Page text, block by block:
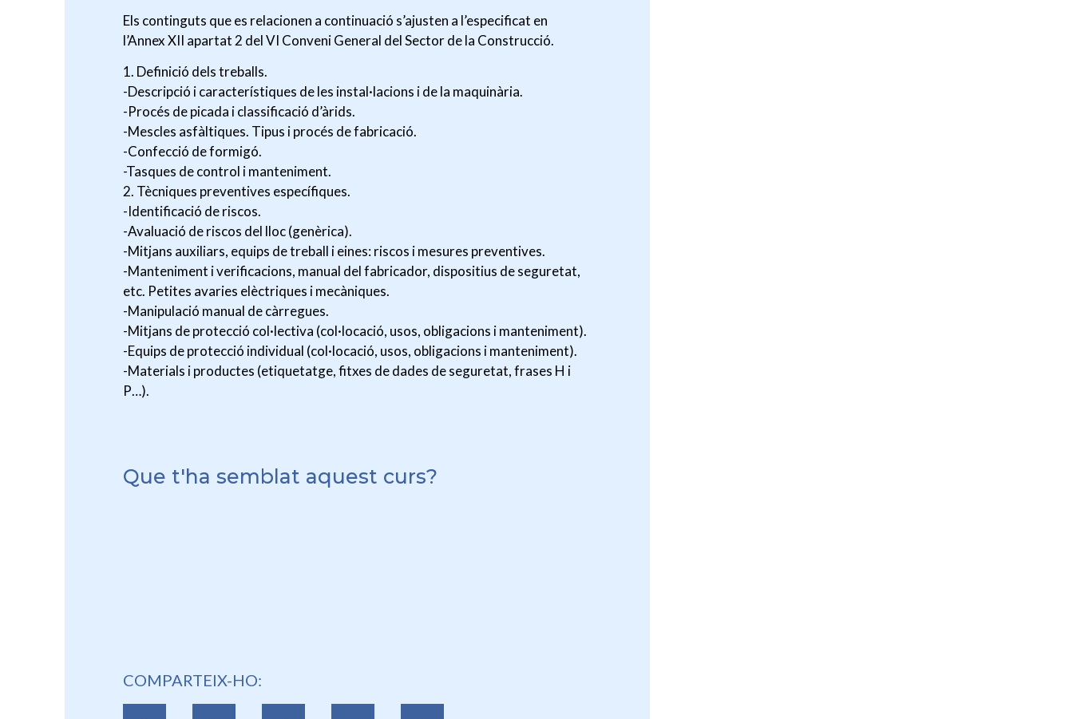
Els continguts que es relacionen a continuació s’ajusten a l’especificat en
l’Annex XII apartat 2 del VI Conveni General del Sector de la Construcció.
1. Definició dels treballs.
-Descripció i característiques de les instal·lacions i de la maquinària.
-Procés de picada i classificació d’àrids.
-Mescles asfàltiques. Tipus i procés de fabricació.
-Confecció de formigó.
-Tasques de control i manteniment.
2. Tècniques preventives específiques.
-Identificació de riscos.
-Avaluació de riscos del lloc (genèrica).
-Mitjans auxiliars, equips de treball i eines: riscos i mesures preventives.
-Manteniment i verificacions, manual del fabricador, dispositius de seguretat,
etc. Petites avaries elèctriques i mecàniques.
-Manipulació manual de càrregues.
-Mitjans de protecció col·lectiva (col·locació, usos, obligacions i manteniment).
-Equips de protecció individual (col·locació, usos, obligacions i manteniment).
-Materials i productes (etiquetatge, fitxes de dades de seguretat, frases H i
P…).
Que t'ha semblat aquest curs?
COMPARTEIX-HO: